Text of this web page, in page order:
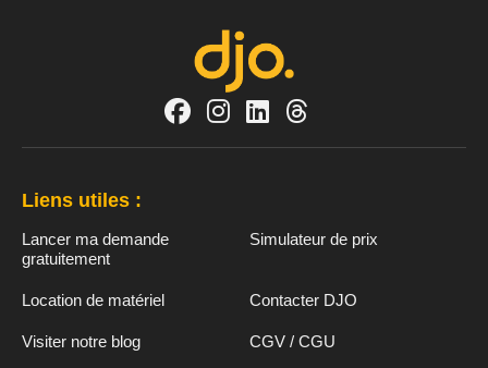
Liens utiles :
Lancer ma demande
gratuitement
Simulateur de prix
Location de matériel Contacter DJO
Visiter notre blog CGV / CGU